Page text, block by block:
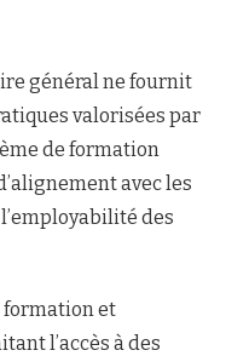
général ne fournit
valorisées par
de formation
avec les
des
formation et
l’accès à des